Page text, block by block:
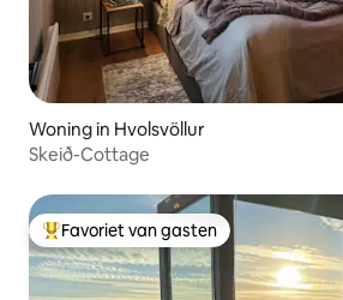
Woning in Hvolsvöllur
Skeið-Cottage
Topfavoriet van gasten
Favoriet van gasten